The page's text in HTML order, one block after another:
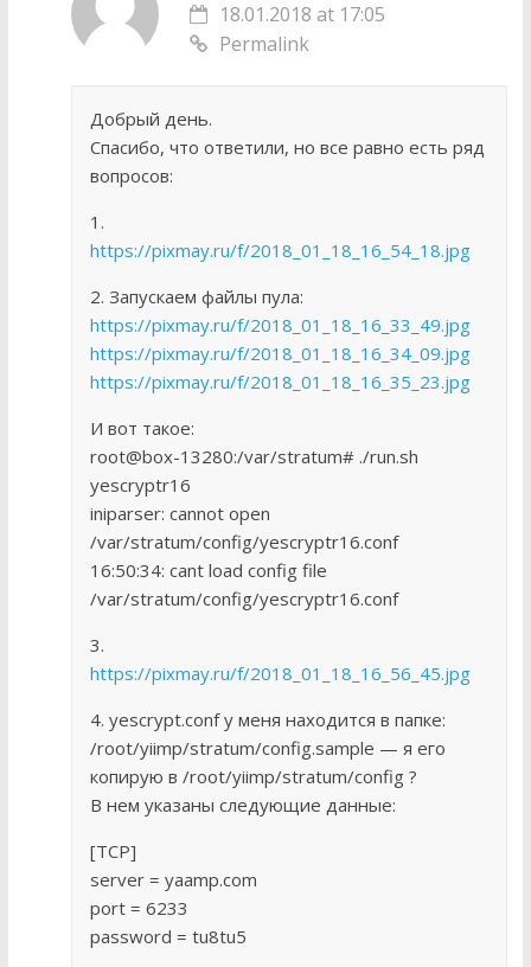
18.01.2018 at 17:05
Permalink
Добрый день.
Спасибо, что ответили, но все равно есть ряд
вопросов:
1.
https://pixmay.ru/f/2018_01_18_16_54_18.jpg
2. Запускаем файлы пула:
https://pixmay.ru/f/2018_01_18_16_33_49.jpg
https://pixmay.ru/f/2018_01_18_16_34_09.jpg
https://pixmay.ru/f/2018_01_18_16_35_23.jpg
И вот такое:
root@box-13280:/var/stratum# ./run.sh
yescryptr16
iniparser: cannot open
/var/stratum/config/yescryptr16.conf
16:50:34: cant load config file
/var/stratum/config/yescryptr16.conf
3.
https://pixmay.ru/f/2018_01_18_16_56_45.jpg
4. yescrypt.conf у меня находится в папке:
/root/yiimp/stratum/config.sample — я его
копирую в /root/yiimp/stratum/config ?
В нем указаны следующие данные:
[TCP]
server = yaamp.com
port = 6233
password = tu8tu5